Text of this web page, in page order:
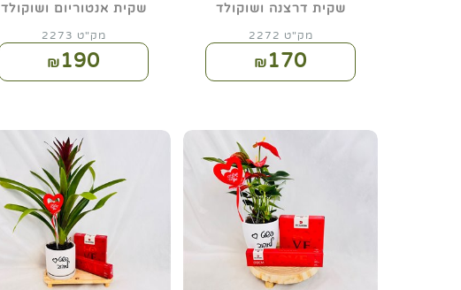
שקית דרצנה ושוקולד
מק"ט 2272
₪ 170
שקית אנטוריום ושוקולד
מק"ט 2273
₪ 190